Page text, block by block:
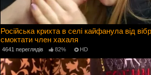
Російська крихта в селі кайфанула від
смоктати член хахаля
4641 переглядів 82% HD